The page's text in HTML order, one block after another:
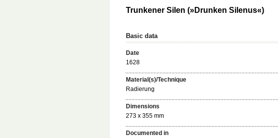
Trunkener Silen (»Drunken Silenus«)
Basic data
Date
1628
Material(s)/Technique
Radierung
Dimensions
273 x 355 mm
Documented in